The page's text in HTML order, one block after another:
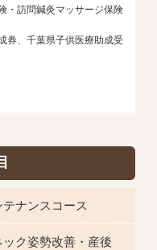
・訪問鍼灸マッサージ保険
券、千葉県子供医療助成受
ナンスコース
ク姿勢改善・産後